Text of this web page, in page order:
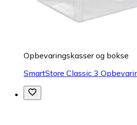
Opbevaringskasser og bokse
SmartStore Classic 3